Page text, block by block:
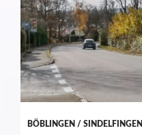
BÖBLINGEN / SINDELFINGEN